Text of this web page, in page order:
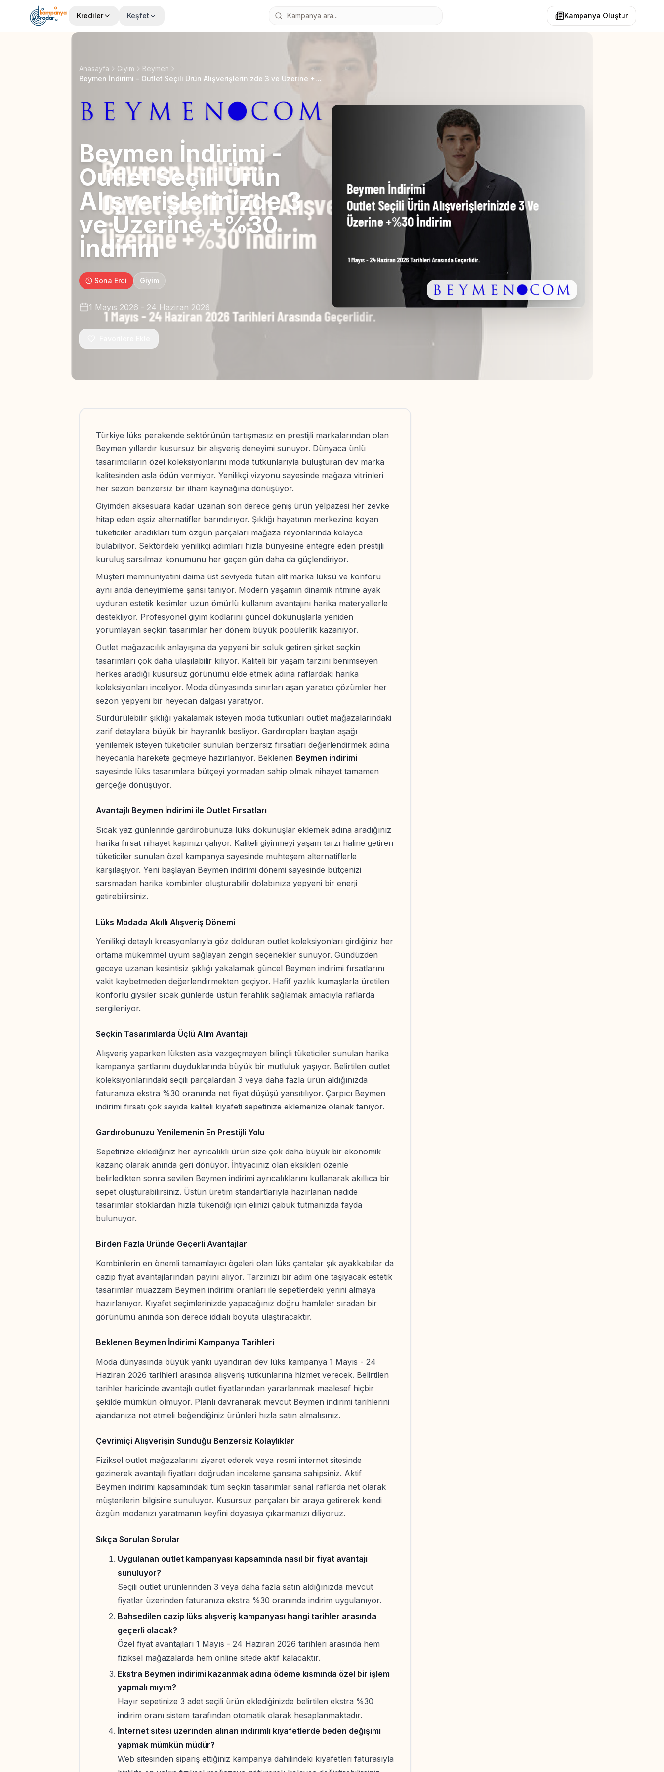
Krediler Keşfet Kampanya Oluştur
Anasayfa Giyim
Beymen
Beymen İndirimi - Outlet Seçili Ürün Alışverişlerinizde 3 ve Üzerine +%30 İndirim
Beymen İndirimi -
Outlet Seçili Ürün
Alışverişlerinizde 3
ve Üzerine +%30
İndirim
Sona Erdi Giyim
1 Mayıs 2026 - 24 Haziran 2026
Türkiye lüks perakende sektörünün tartışmasız en prestijli markalarından olan
Beymen yıllardır kusursuz bir alışveriş deneyimi sunuyor. Dünyaca ünlü
tasarımcıların özel koleksiyonlarını moda tutkunlarıyla buluşturan dev marka
kalitesinden asla ödün vermiyor. Yenilikçi vizyonu sayesinde mağaza vitrinleri
her sezon benzersiz bir ilham kaynağına dönüşüyor.
Giyimden aksesuara kadar uzanan son derece geniş ürün yelpazesi her zevke
hitap eden eşsiz alternatifler barındırıyor. Şıklığı hayatının merkezine koyan
tüketiciler aradıkları tüm özgün parçaları mağaza reyonlarında kolayca
bulabiliyor. Sektördeki yenilikçi adımları hızla bünyesine entegre eden prestijli
kuruluş sarsılmaz konumunu her geçen gün daha da güçlendiriyor.
Müşteri memnuniyetini daima üst seviyede tutan elit marka lüksü ve konforu
aynı anda deneyimleme şansı tanıyor. Modern yaşamın dinamik ritmine ayak
uyduran estetik kesimler uzun ömürlü kullanım avantajını harika materyallerle
destekliyor. Profesyonel giyim kodlarını güncel dokunuşlarla yeniden
yorumlayan seçkin tasarımlar her dönem büyük popülerlik kazanıyor.
Outlet mağazacılık anlayışına da yepyeni bir soluk getiren şirket seçkin
tasarımları çok daha ulaşılabilir kılıyor. Kaliteli bir yaşam tarzını benimseyen
herkes aradığı kusursuz görünümü elde etmek adına raflardaki harika
koleksiyonları inceliyor. Moda dünyasında sınırları aşan yaratıcı çözümler her
sezon yepyeni bir heyecan dalgası yaratıyor.
Sürdürülebilir şıklığı yakalamak isteyen moda tutkunları outlet mağazalarındaki
zarif detaylara büyük bir hayranlık besliyor. Gardıropları baştan aşağı
yenilemek isteyen tüketiciler sunulan benzersiz fırsatları değerlendirmek adına
heyecanla harekete geçmeye hazırlanıyor. Beklenen Beymen indirimi
sayesinde lüks tasarımlara bütçeyi yormadan sahip olmak nihayet tamamen
gerçeğe dönüşüyor.
Avantajlı Beymen İndirimi ile Outlet Fırsatları
Sıcak yaz günlerinde gardırobunuza lüks dokunuşlar eklemek adına aradığınız
harika fırsat nihayet kapınızı çalıyor. Kaliteli giyinmeyi yaşam tarzı haline getiren
tüketiciler sunulan özel kampanya sayesinde muhteşem alternatiflerle
karşılaşıyor. Yeni başlayan Beymen indirimi dönemi sayesinde bütçenizi
sarsmadan harika kombinler oluşturabilir dolabınıza yepyeni bir enerji
getirebilirsiniz.
Lüks Modada Akıllı Alışveriş Dönemi
Yenilikçi detaylı kreasyonlarıyla göz dolduran outlet koleksiyonları girdiğiniz her
ortama mükemmel uyum sağlayan zengin seçenekler sunuyor. Gündüzden
geceye uzanan kesintisiz şıklığı yakalamak güncel Beymen indirimi fırsatlarını
vakit kaybetmeden değerlendirmekten geçiyor. Hafif yazlık kumaşlarla üretilen
konforlu giysiler sıcak günlerde üstün ferahlık sağlamak amacıyla raflarda
sergileniyor.
Seçkin Tasarımlarda Üçlü Alım Avantajı
Alışveriş yaparken lüksten asla vazgeçmeyen bilinçli tüketiciler sunulan harika
kampanya şartlarını duyduklarında büyük bir mutluluk yaşıyor. Belirtilen outlet
koleksiyonlarındaki seçili parçalardan 3 veya daha fazla ürün aldığınızda
faturanıza ekstra %30 oranında net fiyat düşüşü yansıtılıyor. Çarpıcı Beymen
indirimi fırsatı çok sayıda kaliteli kıyafeti sepetinize eklemenize olanak tanıyor.
Gardırobunuzu Yenilemenin En Prestijli Yolu
Sepetinize eklediğiniz her ayrıcalıklı ürün size çok daha büyük bir ekonomik
kazanç olarak anında geri dönüyor. İhtiyacınız olan eksikleri özenle
belirledikten sonra sevilen Beymen indirimi ayrıcalıklarını kullanarak akıllıca bir
sepet oluşturabilirsiniz. Üstün üretim standartlarıyla hazırlanan nadide
tasarımlar stoklardan hızla tükendiği için elinizi çabuk tutmanızda fayda
bulunuyor.
Birden Fazla Üründe Geçerli Avantajlar
Kombinlerin en önemli tamamlayıcı ögeleri olan lüks çantalar şık ayakkabılar da
cazip fiyat avantajlarından payını alıyor. Tarzınızı bir adım öne taşıyacak estetik
tasarımlar muazzam Beymen indirimi oranları ile sepetlerdeki yerini almaya
hazırlanıyor. Kıyafet seçimlerinizde yapacağınız doğru hamleler sıradan bir
görünümü anında son derece iddialı boyuta ulaştıracaktır.
Beklenen Beymen İndirimi Kampanya Tarihleri
Moda dünyasında büyük yankı uyandıran dev lüks kampanya 1 Mayıs - 24
Haziran 2026 tarihleri arasında alışveriş tutkunlarına hizmet verecek. Belirtilen
tarihler haricinde avantajlı outlet fiyatlarından yararlanmak maalesef hiçbir
şekilde mümkün olmuyor. Planlı davranarak mevcut Beymen indirimi tarihlerini
ajandanıza not etmeli beğendiğiniz ürünleri hızla satın almalısınız.
Çevrimiçi Alışverişin Sunduğu Benzersiz Kolaylıklar
Fiziksel outlet mağazalarını ziyaret ederek veya resmi internet sitesinde
gezinerek avantajlı fiyatları doğrudan inceleme şansına sahipsiniz. Aktif
Beymen indirimi kapsamındaki tüm seçkin tasarımlar sanal raflarda net olarak
müşterilerin bilgisine sunuluyor. Kusursuz parçaları bir araya getirerek kendi
özgün modanızı yaratmanın keyfini doyasıya çıkarmanızı diliyoruz.
Sıkça Sorulan Sorular
Uygulanan outlet kampanyası kapsamında nasıl bir fiyat avantajı
sunuluyor?
Seçili outlet ürünlerinden 3 veya daha fazla satın aldığınızda mevcut
fiyatlar üzerinden faturanıza ekstra %30 oranında indirim uygulanıyor.
Bahsedilen cazip lüks alışveriş kampanyası hangi tarihler arasında
geçerli olacak?
Özel fiyat avantajları 1 Mayıs - 24 Haziran 2026 tarihleri arasında hem
fiziksel mağazalarda hem online sitede aktif kalacaktır.
Ekstra Beymen indirimi kazanmak adına ödeme kısmında özel bir işlem
yapmalı mıyım?
Hayır sepetinize 3 adet seçili ürün eklediğinizde belirtilen ekstra %30
indirim oranı sistem tarafından otomatik olarak hesaplanmaktadır.
İnternet sitesi üzerinden alınan indirimli kıyafetlerde beden değişimi
yapmak mümkün müdür?
Web sitesinden sipariş ettiğiniz kampanya dahilindeki kıyafetleri faturasıyla